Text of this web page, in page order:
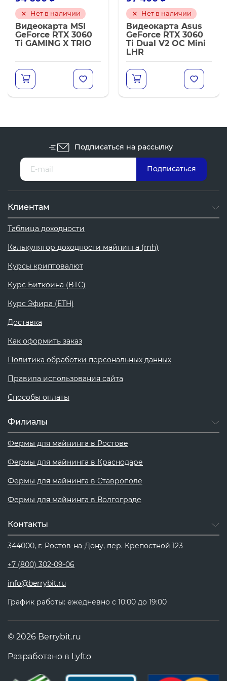
Нет в наличии
Видеокарта MSI
GeForce RTX 3060
Ti GAMING X TRIO
Нет в наличии
Видеокарта Asus
GeForce RTX 3060
Ti Dual V2 OC Mini
LHR
Подписаться на рассылку
Клиентам
Таблица доходности
Калькулятор доходности майнинга (mh)
Курсы криптовалют
Курс Биткоина (BTC)
Курс Эфира (ETH)
Доставка
Как оформить заказ
Политика обработки персональных данных
Правила использования сайта
Способы оплаты
Филиалы
Фермы для майнинга в Ростове
Фермы для майнинга в Краснодаре
Фермы для майнинга в Ставрополе
Фермы для майнинга в Волгограде
Контакты
344000, г. Ростов-на-Дону, пер. Крепостной 123
+7 (800) 302-09-06
info@berrybit.ru
График работы: ежедневно с 10:00 до 19:00
© 2026 Berrybit.ru
Разработано в Lyfto